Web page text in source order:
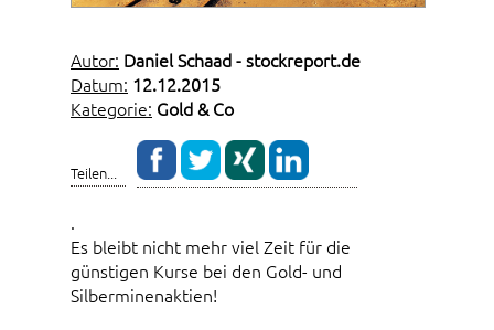
Autor: Daniel Schaad - stockreport.de
Datum: 12.12.2015
Kategorie: Gold & Co
Teilen...
.
Es bleibt nicht mehr viel Zeit für die
günstigen Kurse bei den Gold- und
Silberminenaktien!